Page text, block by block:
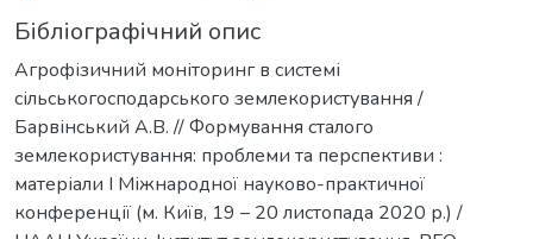
Бібліографічний опис
Агрофізичний моніторинг в системі
сільськогосподарського землекористування /
Барвінський А.В. // Формування сталого
землекористування: проблеми та перспективи :
матеріали І Міжнародної науково-практичної
конференції (м. Київ, 19 – 20 листопада 2020 р.) /